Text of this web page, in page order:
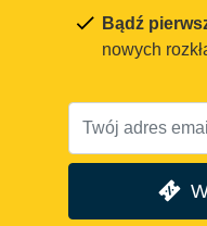
Bądź
nowych